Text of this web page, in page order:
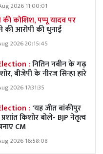
2026 11:00:01
कोशिश, पप्पू यादव पर
की आरोपी की धुनाई
2026 20:15:45
:नितिन नबीन के गढ़
बीजेपी के नीरज सिन्हा हारे
2026 17:31:35
: 'यह जीत बांकीपुर
किशोर बोले- BJP नेतृत्व
CM
2026 16:58:08